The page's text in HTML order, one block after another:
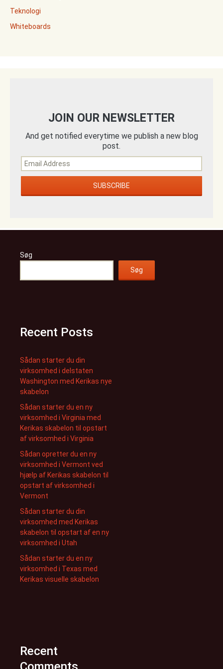
Teknologi
Whiteboards
JOIN OUR NEWSLETTER
And get notified everytime we publish a new blog
post.
Søg
Søg
Recent Posts
Sådan starter du din
virksomhed i delstaten
Washington med Kerikas nye
skabelon
Sådan starter du en ny
virksomhed i Virginia med
Kerikas skabelon til opstart
af virksomhed i Virginia
Sådan opretter du en ny
virksomhed i Vermont ved
hjælp af Kerikas skabelon til
opstart af virksomhed i
Vermont
Sådan starter du din
virksomhed med Kerikas
skabelon til opstart af en ny
virksomhed i Utah
Sådan starter du en ny
virksomhed i Texas med
Kerikas visuelle skabelon
Recent